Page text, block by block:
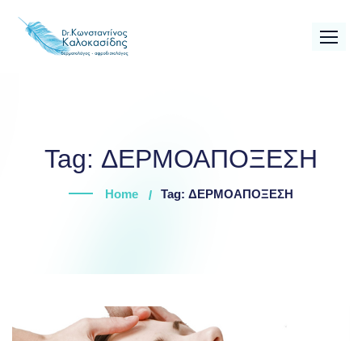
Tag: ΔΕΡΜΟΑΠΟΞΕΣΗ
Home Tag: ΔΕΡΜΟΑΠΟΞΕΣΗ